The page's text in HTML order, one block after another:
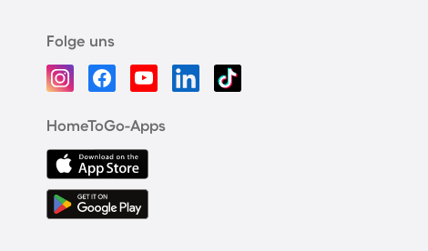
Folge uns
HomeToGo-Apps